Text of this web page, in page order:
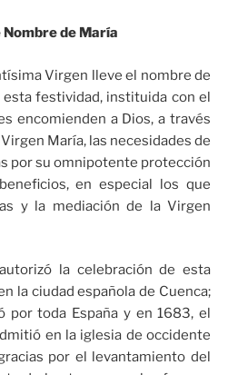
de María
Virgen lleve el nombre de
festividad, instituida con el
encomienden a Dios, a través
María, las necesidades de
por su omnipotente protección
en especial los que
y la mediación de la Virgen
la celebración de esta
la ciudad española de Cuenca;
por toda España y en 1683, el
en la iglesia de occidente
por el levantamiento del